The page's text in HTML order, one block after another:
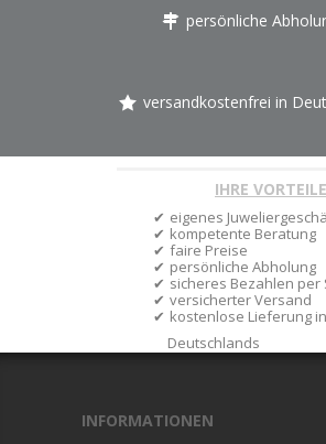
persönliche
versandkostenfrei in
IHRE VORTEILE
eigenes
kompetente Beratung
faire Preise
persönliche Abholung
sicheres Bezahlen per
versicherter Versand
kostenlose Lieferung
Deutschlands
INFORMATIONEN